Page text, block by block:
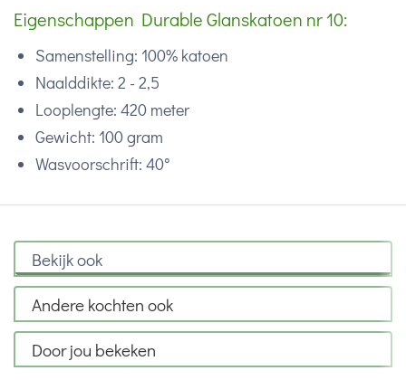
Eigenschappen Durable Glanskatoen nr 10:
Samenstelling: 100% katoen
Naalddikte: 2 - 2,5
Looplengte: 420 meter
Gewicht: 100 gram
Wasvoorschrift: 40°
Bekijk ook
Andere kochten ook
Door jou bekeken